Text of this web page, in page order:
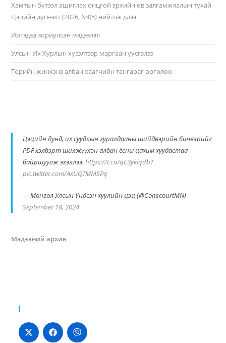
Хамтын бүтээл ашиглах онцгой эрхийн өв залгамжлалын тухай
Цэцийн дүгнэлт (2026, №05) нийтлэгдлээ
Иргэдэд зориулсан мэдээлэл
Улсын Их Хурлын хүсэлтээр маргаан үүсгэлээ
Төрийн жинхэнэ албан хаагчийн тангараг өргөлөө
Цэцийн дунд, их суудлын хуралдааны шийдвэрийн бичвэрийг
PDF хэлбэрт шилжүүлэн албан ёсны цахим хуудастаа
байршуулж эхэллээ.https://t.co/qE3ykiqdbT
pic.twitter.com/AxUQTMMSPq
— Монгол Улсын Үндсэн хуулийн цэц (@ConscourtMN)
September 18, 2024
Мэдээний архив